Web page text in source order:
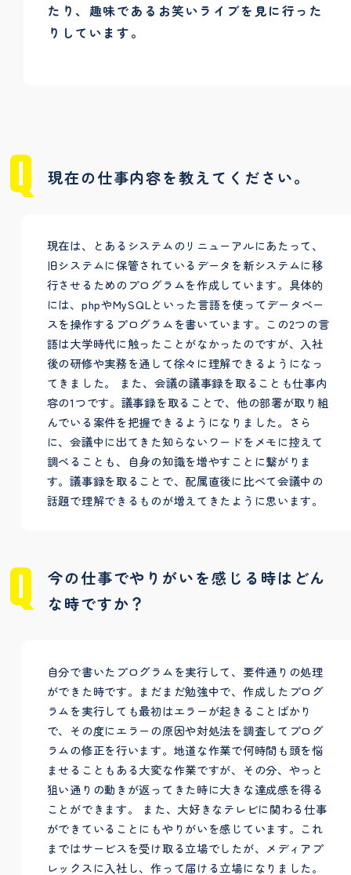
たり、趣味であるお笑いライブを見に行った
りしています。
現在の仕事内容を教えてください。
現在は、とあるシステムのリニューアルにあたって、
旧システムに保管されているデータを新システムに移
行させるためのプログラムを作成しています。具体的
には、phpやMySQLといった言語を使ってデータベー
スを操作するプログラムを書いています。この2つの言
語は大学時代に触ったことがなかったのですが、入社
後の研修や実務を通して徐々に理解できるようになっ
てきました。 また、会議の議事録を取ることも仕事内
容の1つです。議事録を取ることで、他の部署が取り組
んでいる案件を把握できるようになりました。さら
に、会議中に出てきた知らないワードをメモに控えて
調べることも、自身の知識を増やすことに繋がりま
す。議事録を取ることで、配属直後に比べて会議中の
話題で理解できるものが増えてきたように思います。
今の仕事でやりがいを感じる時はどん
な時ですか？
自分で書いたプログラムを実行して、要件通りの処理
ができた時です。まだまだ勉強中で、作成したプログ
ラムを実行しても最初はエラーが起きることばかり
で、その度にエラーの原因や対処法を調査してプログ
ラムの修正を行います。地道な作業で何時間も頭を悩
ませることもある大変な作業ですが、その分、やっと
狙い通りの動きが返ってきた時に大きな達成感を得る
ことができます。 また、大好きなテレビに関わる仕事
ができていることにもやりがいを感じています。これ
まではサービスを受け取る立場でしたが、メディアプ
レックスに入社し、作って届ける立場になりました。